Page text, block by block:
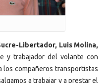
Libertador, Luis Molina,
y trabajador del volante con
los compañeros transportistas
a trabajar y a prestar el